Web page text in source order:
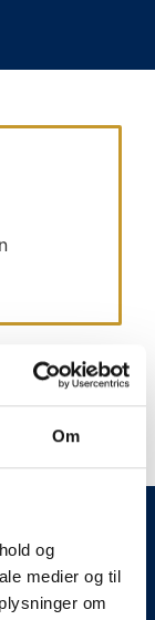
Om
og
medier og til
om